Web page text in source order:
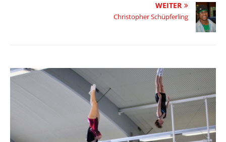
WEITER
Christopher Schüpferling